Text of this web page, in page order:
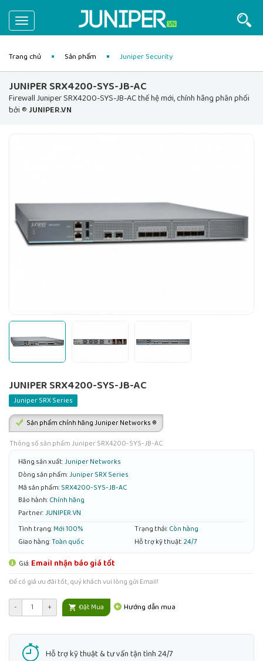
Toggle
navigation
Trang chủ Sản phẩm Juniper Security
JUNIPER SRX4200-SYS-JB-AC
Firewall Juniper SRX4200-SYS-JB-AC thế hệ mới, chính hãng phân phối
bởi ®JUNIPER.VN
JUNIPER SRX4200-SYS-JB-AC
Juniper SRX Series
Sản phẩm chính hãng Juniper Networks ®
Thông số sản phẩm Juniper SRX4200-SYS-JB-AC
Hãng sản xuất:Juniper Networks
Dòng sản phẩm:Juniper SRX Series
Mã sản phẩm: SRX4200-SYS-JB-AC
Bảo hành: Chính hãng
Partner:JUNIPER.VN
Tình trạng: Mới 100% Trạng thái: Còn hàng
Giao hàng:Toàn quốc Hỗ trợ kỹ thuật:24/7
Giá: Email nhận báo giá tốt
Để có giá ưu đãi tốt, quý khách vui lòng gửi Email!
- + Đặt Mua Hướng dẫn mua
Hỗ trợ kỹ thuật & tư vấn tận tình 24/7